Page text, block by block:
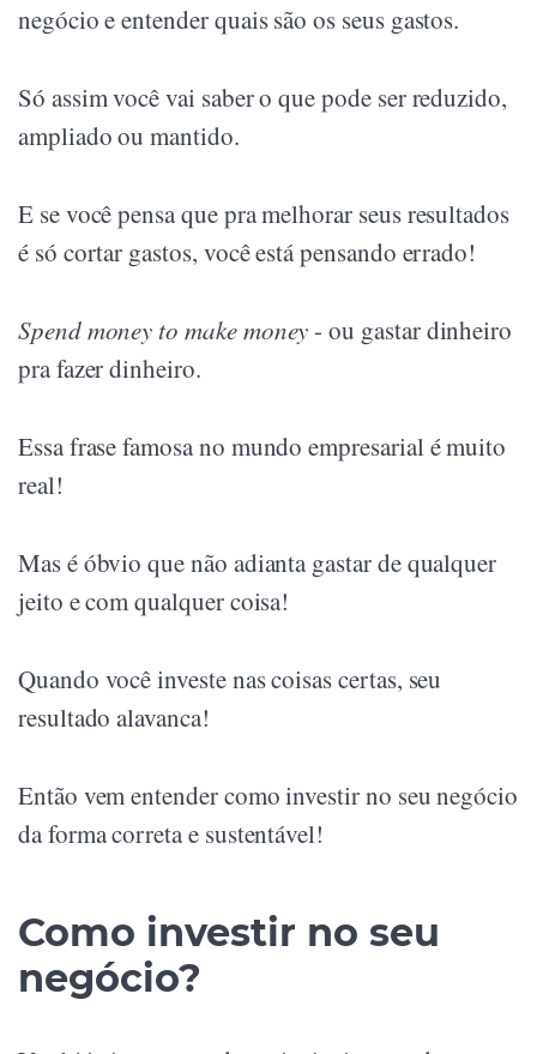
negócio e entender quais são os seus gastos.
Só assim você vai saber o que pode ser reduzido,
ampliado ou mantido.
E se você pensa que pra melhorar seus resultados
é só cortar gastos, você está pensando errado!
Spend money to make money- ou gastar dinheiro
pra fazer dinheiro.
Essa frase famosa no mundo empresarial é muito
real!
Mas é óbvio que não adianta gastar de qualquer
jeito e com qualquer coisa!
Quando você investe nas coisas certas, seu
resultado alavanca!
Então vem entender como investir no seu negócio
da forma correta e sustentável!
Como investir no seu
negócio?